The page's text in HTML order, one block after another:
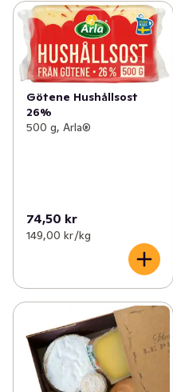
Götene Hushållsost
26%
500 g, Arla®
74,50 kr
149,00 kr /kg